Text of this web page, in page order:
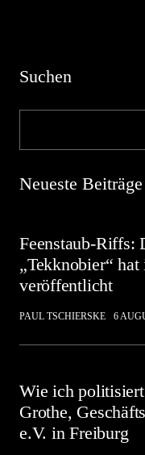
Suchen
Neueste Beiträge
Feenstaub-Riffs:
„Tekknobier“
veröffentlicht
PAUL TSCHIERSKE 6
Wie ich
Grothe,
e.V. in Freiburg